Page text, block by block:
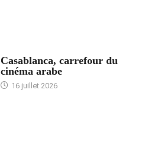
Casablanca, carrefour du
cinéma arabe
16 juillet 2026